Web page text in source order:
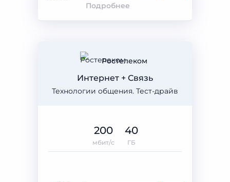
Подробнее
Ростелеком
Технологии общения. Тест-драйв
Интернет + Связь
200
мбит/с
40
ГБ